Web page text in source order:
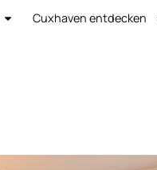
Cuxhaven entdecken